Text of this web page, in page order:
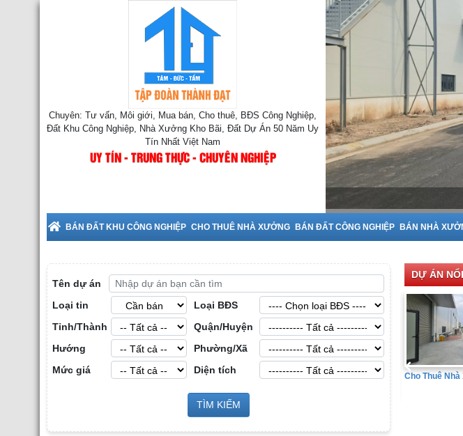
Chuyên: Tư vấn, Môi giới, Mua bán, Cho thuê, BĐS Công Nghiệp,
Đất Khu Công Nghiệp, Nhà Xưởng Kho Bãi, Đất Dự Án 50 Năm Uy
Tín Nhất Việt Nam
UY TÍN - TRUNG THỰC - CHUYÊN NGHIỆP
BÁN ĐẤT KHU CÔNG NGHIỆP CHO THUÊ NHÀ XƯỞNG BÁN ĐẤT CÔNG NGHIỆP BÁN NHÀ
Tên dự án
Loại tin
Loại BĐS
Tỉnh/Thành
Quận/Huyện
Hướng
Phường/Xã
Mức giá
Diện tích
TÌM KIẾM
DỰ ÁN
Sản Công
Cho Thuê Nhà Xưởng tại Hưng Yên
Cho Thuê Nhà Xưởng tại Bắc Ninh